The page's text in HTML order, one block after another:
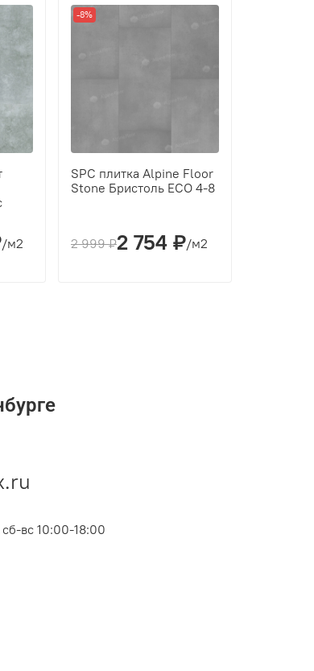
/м2
-8%
SPC плитка Alpine Floor
Stone Бристоль ECO 4-8
2 999 ₽2 754 ₽/м2
вс 10:00-18:00